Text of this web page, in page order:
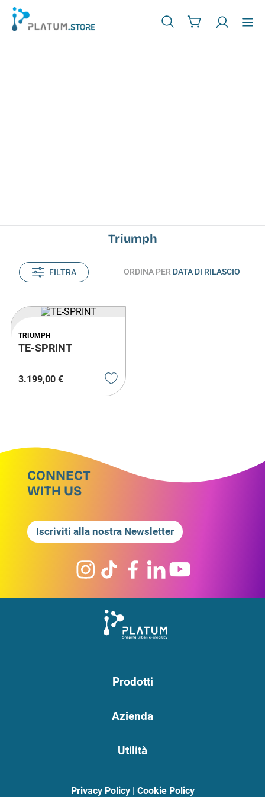
Triumph
FILTRA ORDINA PER DATA DI RILASCIO
TRIUMPH
TE-SPRINT
3.199,00 €
CONNECT
WITH US
Iscriviti alla nostra Newsletter
Prodotti
Azienda
Utilità
Privacy Policy| Cookie Policy